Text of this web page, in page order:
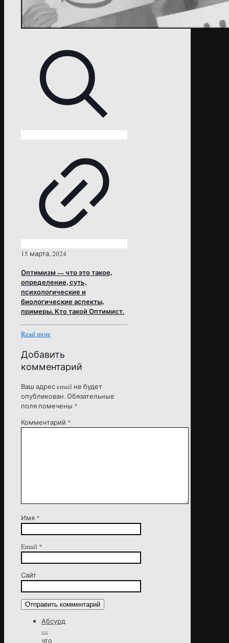
15 марта, 2024
Оптимизм — что это такое,
определение, суть,
психологические и
биологические аспекты,
примеры. Кто такой Оптимист.
Read more
Добавить
комментарий
Ваш адрес email не будет
опубликован.Обязательные
поля помечены *
Комментарий *
Имя *
Email *
Сайт
Абсурд
—
что